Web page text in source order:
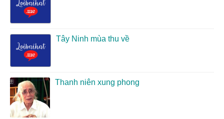
Tây Ninh mùa thu về
Thanh niên xung phong